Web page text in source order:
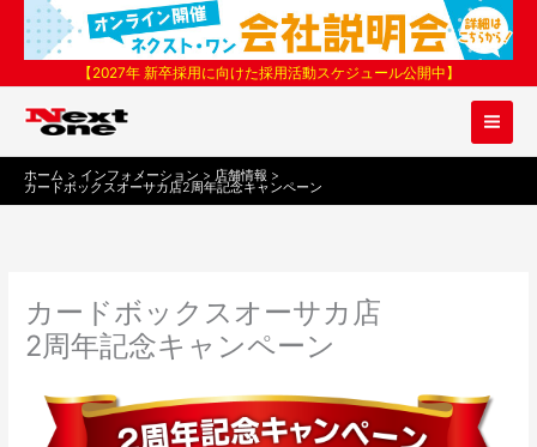
ス
【2027年 新卒採用に向けた採用活動スケジュール公開中】
ホーム インフォメーション 店舗情報
カードボックスオーサカ店2周年記念キャンペーン
カードボックスオーサカ店
2周年記念キャンペーン